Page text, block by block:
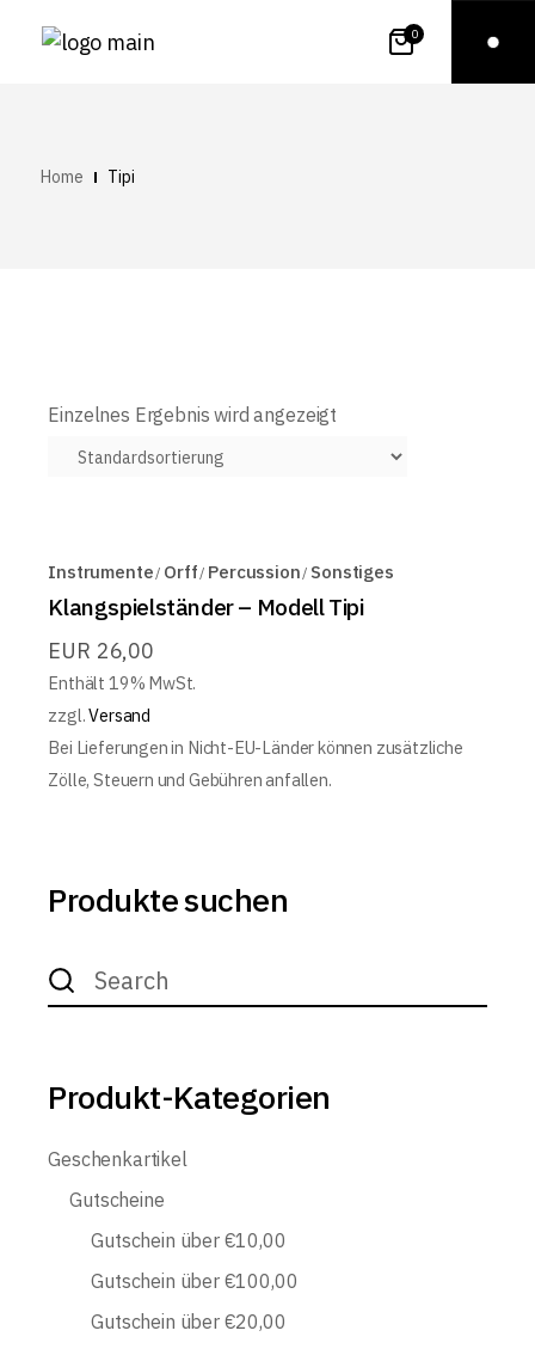
0
Home Tipi
Einzelnes Ergebnis wird angezeigt
Instrumente Orff Percussion Sonstiges
Klangspielständer – Modell Tipi
EUR 26,00
Enthält 19% MwSt.
zzgl.Versand
Bei Lieferungen in Nicht-EU-Länder können zusätzliche
Zölle, Steuern und Gebühren anfallen.
Produkte suchen
Search
for:
Produkt-Kategorien
Geschenkartikel
Gutscheine
Gutschein über €10,00
Gutschein über €100,00
Gutschein über €20,00